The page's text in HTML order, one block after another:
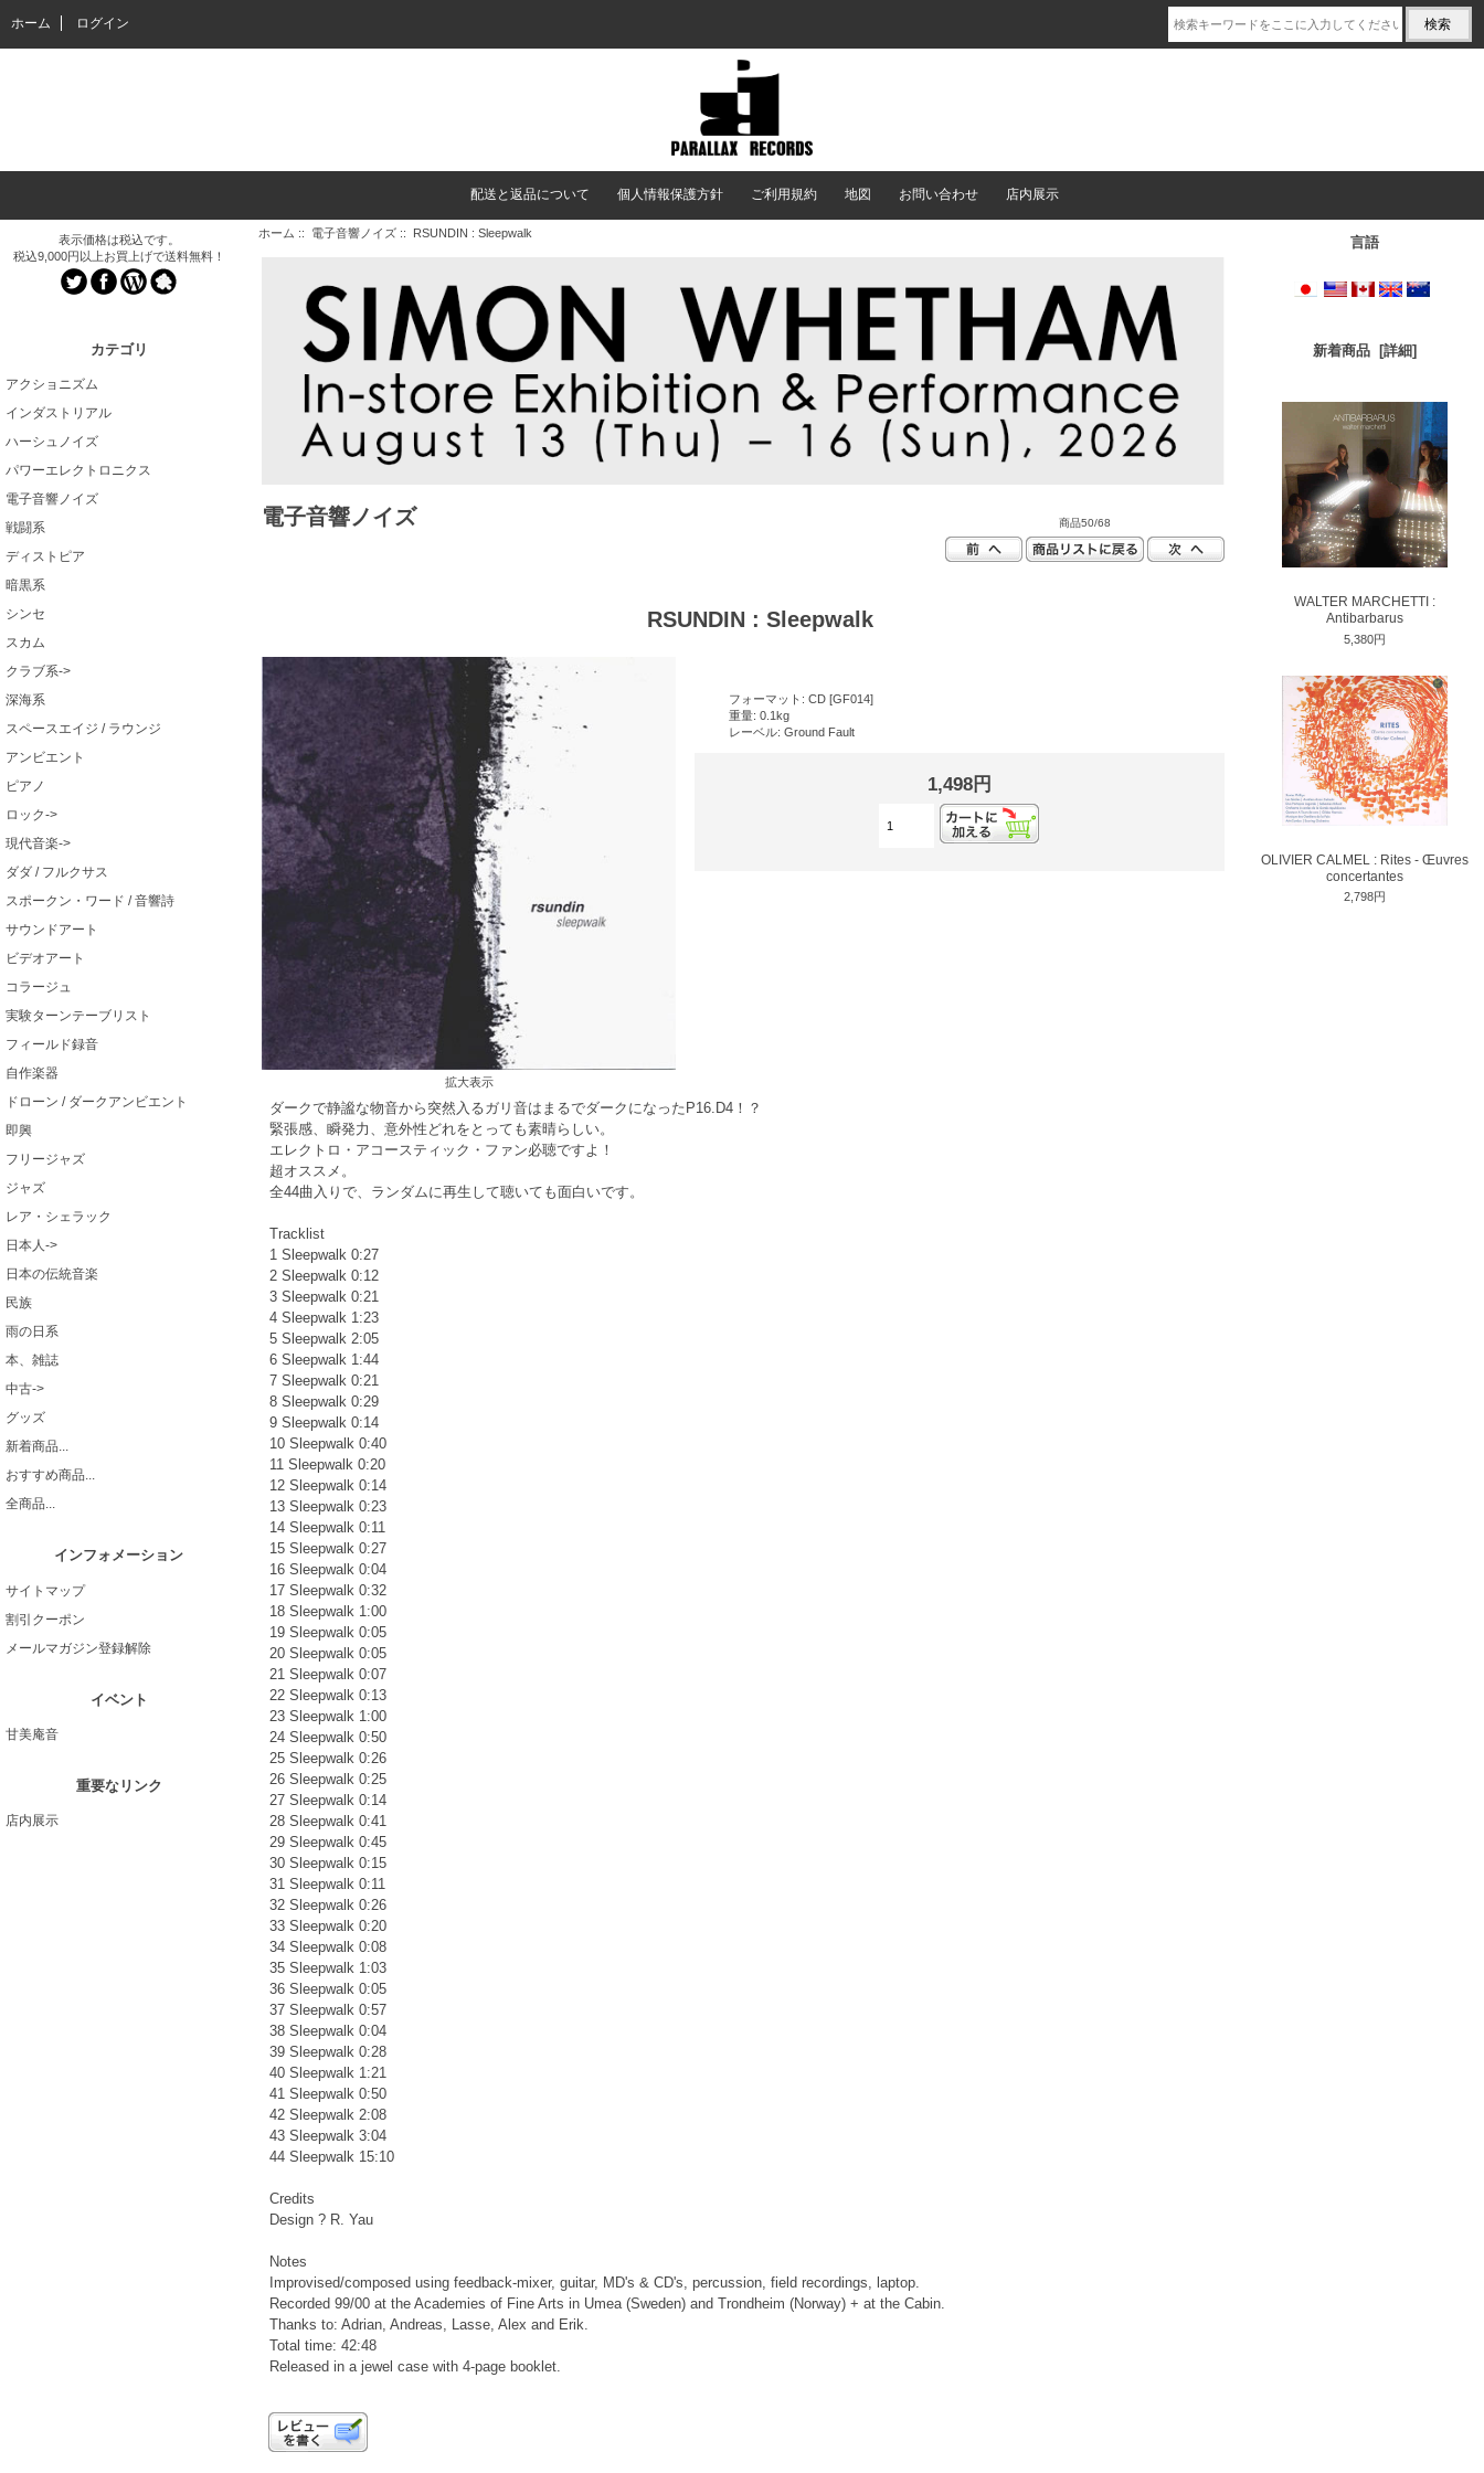
ホーム ログイン
配送と返品について 個人情報保護方針 ご利用規約 地図 お問い合わせ 店内展示
表示価格は税込です。
税込9,000円以上お買上げで送料無料！
カテゴリ
アクショニズム
インダストリアル
ハーシュノイズ
パワーエレクトロニクス
電子音響ノイズ
戦闘系
ディストピア
暗黒系
シンセ
スカム
クラブ系->
深海系
スペースエイジ / ラウンジ
アンビエント
ピアノ
ロック->
現代音楽->
ダダ / フルクサス
スポークン・ワード / 音響詩
サウンドアート
ビデオアート
コラージュ
実験ターンテーブリスト
フィールド録音
自作楽器
ドローン / ダークアンビエント
即興
フリージャズ
ジャズ
レア・シェラック
日本人->
日本の伝統音楽
民族
雨の日系
本、雑誌
中古->
グッズ
新着商品...
おすすめ商品...
全商品...
インフォメーション
サイトマップ
割引クーポン
メールマガジン登録解除
イベント
甘美庵音
重要なリンク
店内展示
ホーム :: 電子音響ノイズ:: RSUNDIN : Sleepwalk
電子音響ノイズ 商品50/68
RSUNDIN : Sleepwalk
拡大表示
フォーマット: CD [GF014]
重量: 0.1kg
レーベル: Ground Fault
1,498円
ダークで静謐な物音から突然入るガリ音はまるでダークになったP16.D4！？
緊張感、瞬発力、意外性どれをとっても素晴らしい。
エレクトロ・アコースティック・ファン必聴ですよ！
超オススメ。
全44曲入りで、ランダムに再生して聴いても面白いです。
Tracklist
1 Sleepwalk 0:27
2 Sleepwalk 0:12
3 Sleepwalk 0:21
4 Sleepwalk 1:23
5 Sleepwalk 2:05
6 Sleepwalk 1:44
7 Sleepwalk 0:21
8 Sleepwalk 0:29
9 Sleepwalk 0:14
10 Sleepwalk 0:40
11 Sleepwalk 0:20
12 Sleepwalk 0:14
13 Sleepwalk 0:23
14 Sleepwalk 0:11
15 Sleepwalk 0:27
16 Sleepwalk 0:04
17 Sleepwalk 0:32
18 Sleepwalk 1:00
19 Sleepwalk 0:05
20 Sleepwalk 0:05
21 Sleepwalk 0:07
22 Sleepwalk 0:13
23 Sleepwalk 1:00
24 Sleepwalk 0:50
25 Sleepwalk 0:26
26 Sleepwalk 0:25
27 Sleepwalk 0:14
28 Sleepwalk 0:41
29 Sleepwalk 0:45
30 Sleepwalk 0:15
31 Sleepwalk 0:11
32 Sleepwalk 0:26
33 Sleepwalk 0:20
34 Sleepwalk 0:08
35 Sleepwalk 1:03
36 Sleepwalk 0:05
37 Sleepwalk 0:57
38 Sleepwalk 0:04
39 Sleepwalk 0:28
40 Sleepwalk 1:21
41 Sleepwalk 0:50
42 Sleepwalk 2:08
43 Sleepwalk 3:04
44 Sleepwalk 15:10
Credits
Design ? R. Yau
Notes
Improvised/composed using feedback-mixer, guitar, MD's & CD's, percussion, field recordings, laptop.
Recorded 99/00 at the Academies of Fine Arts in Umea (Sweden) and Trondheim (Norway) + at the Cabin.
Thanks to: Adrian, Andreas, Lasse, Alex and Erik.
Total time: 42:48
Released in a jewel case with 4-page booklet.
言語
新着商品 [詳細]
WALTER MARCHETTI :
Antibarbarus
5,380円
OLIVIER CALMEL : Rites - Œuvres
concertantes
2,798円